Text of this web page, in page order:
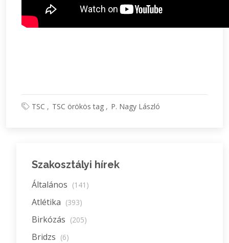
TSC TSC örökös tag P. Nagy László
Szakosztályi hírek
Általános (141)
Atlétika (393)
Birkózás (205)
Bridzs (6)